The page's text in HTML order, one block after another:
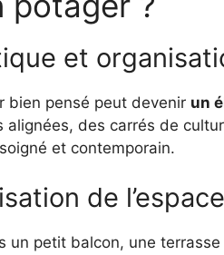
et
bien pensé peut devenir un
alignées, des carrés de
et contemporain.
de l’espace
un petit balcon, une